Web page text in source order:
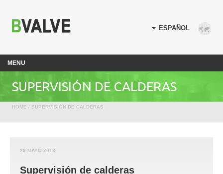
MENU
SUPERVISIÓN DE CALDERAS
HOME / SUPERVISIÓN DE CALDERAS
29 MAYO 2013
Supervisión de calderas